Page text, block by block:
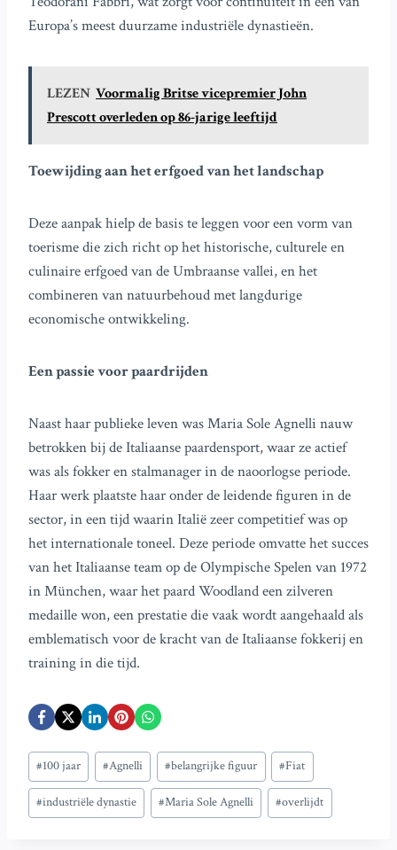
Europa’s meest duurzame industriële dynastieën.
LEZEN Voormalig Britse vicepremier John
Prescott overleden op 86-jarige leeftijd
Toewijding aan het erfgoed van het landschap
Deze aanpak hielp de basis te leggen voor een vorm van
toerisme die zich richt op het historische, culturele en
culinaire erfgoed van de Umbraanse vallei, en het
combineren van natuurbehoud met langdurige
economische ontwikkeling.
Een passie voor paardrijden
Naast haar publieke leven was Maria Sole Agnelli nauw
betrokken bij de Italiaanse paardensport, waar ze actief
was als fokker en stalmanager in de naoorlogse periode.
Haar werk plaatste haar onder de leidende figuren in de
sector, in een tijd waarin Italië zeer competitief was op
het internationale toneel. Deze periode omvatte het succes
van het Italiaanse team op de Olympische Spelen van 1972
in München, waar het paard Woodland een zilveren
medaille won, een prestatie die vaak wordt aangehaald als
emblematisch voor de kracht van de Italiaanse fokkerij en
training in die tijd.
Bericht
tags:
#100 jaar #Agnelli #belangrijke figuur #Fiat
#industriële dynastie #Maria Sole Agnelli #overlijdt